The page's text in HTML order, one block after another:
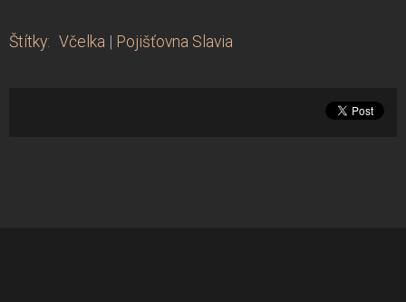
Štítky: Včelka | Pojišťovna Slavia